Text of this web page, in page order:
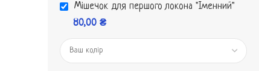
Мішечок для першого локона "Іменний"
80,00 ₴